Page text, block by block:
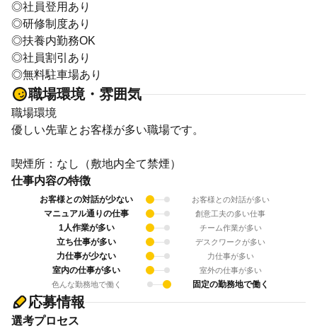
◎社員登用あり
◎研修制度あり
◎扶養内勤務OK
◎社員割引あり
◎無料駐車場あり
職場環境・雰囲気
職場環境
優しい先輩とお客様が多い職場です。
喫煙所：なし（敷地内全て禁煙）
仕事内容の特徴
お客様との対話が少ない お客様との対話が多い
マニュアル通りの仕事 創意工夫の多い仕事
1人作業が多い チーム作業が多い
立ち仕事が多い デスクワークが多い
力仕事が少ない 力仕事が多い
室内の仕事が多い
室外の仕事が多い
色んな勤務地で働く
固定の勤務地で働く
応募情報
選考プロセス